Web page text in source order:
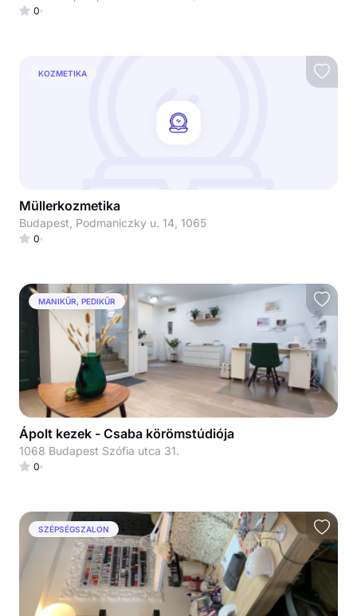
0
KOZMETIKA
Müllerkozmetika
Budapest, Podmaniczky u. 14, 1065
0
MANIKŰR, PEDIKŰR
Ápolt kezek - Csaba körömstúdiója
1068 Budapest Szófia utca 31.
0
SZÉPSÉGSZALON